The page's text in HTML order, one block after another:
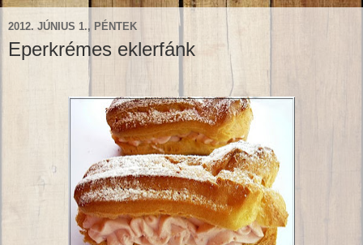
2012. JÚNIUS 1., PÉNTEK
Eperkrémes eklerfánk